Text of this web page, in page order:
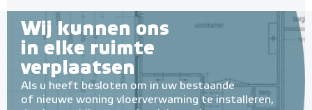
Wij kunnen ons
in elke ruimte
verplaatsen
Als u heeft besloten om in uw bestaande
of nieuwe woning vloerverwaming te installeren,